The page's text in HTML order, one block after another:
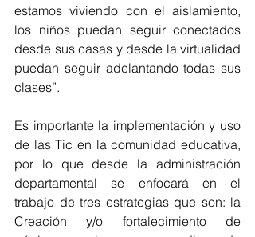
estamos viviendo con el aislamiento,
los niños puedan seguir conectados
desde sus casas y desde la virtualidad
puedan seguir adelantando todas sus
clases”.
Es importante la implementación y uso
de las Tic en la comunidad educativa,
por lo que desde la administración
departamental se enfocará en el
trabajo de tres estrategias que son: la
Creación y/o fortalecimiento de